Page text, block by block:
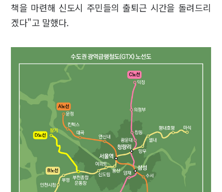
책을 마련해 신도시 주민들의 출퇴근 시간을 돌려드리
겠다"고 말했다.